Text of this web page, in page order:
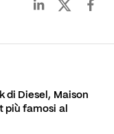
di Diesel, Maison
più famosi al